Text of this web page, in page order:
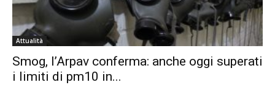
Attualità
Smog, l’Arpav conferma: anche oggi superati
i limiti di pm10 in...